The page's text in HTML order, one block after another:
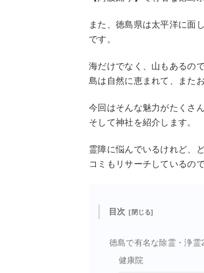
また、徳島県は太平洋に面
です。
海だけでなく、山もあるの
島は自然に恵まれて、また
今回はそんな魅力がたくさ
そして神社を紹介します。
霊障に悩んでいるけれど、
コミもリサーチしているの
目次
徳島で有名な除霊・浄霊
健康院